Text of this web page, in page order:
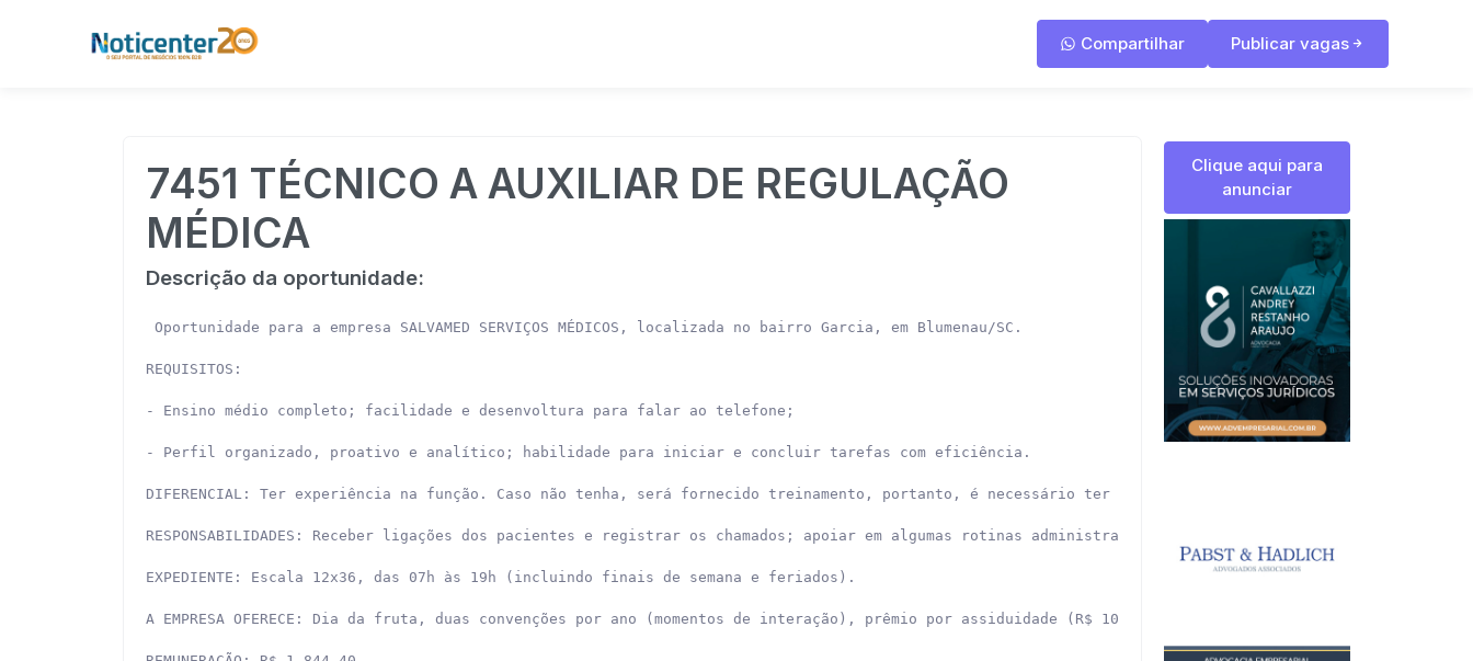
Compartilhar Publicar vagas
7451 TÉCNICO A AUXILIAR DE REGULAÇÃO
MÉDICA
Descrição da oportunidade:
Oportunidade para a empresa SALVAMED SERVIÇOS MÉDICOS, localizada no bairro Garcia, em Blumenau/SC.
REQUISITOS:
- Ensino médio completo; facilidade e desenvoltura para falar ao telefone;
- Perfil organizado, proativo e analítico; habilidade para iniciar e concluir tarefas com eficiência.
DIFERENCIAL: Ter experiência na função. Caso não tenha, será fornecido treinamento, portanto, é necessário ter bastante vontade de aprender.
RESPONSABILIDADES: Receber ligações dos pacientes e registrar os chamados; apoiar em algumas rotinas administrativas e preenchimento de planilhas.
EXPEDIENTE: Escala 12x36, das 07h às 19h (incluindo finais de semana e feriados).
A EMPRESA OFERECE: Dia da fruta, duas convenções por ano (momentos de interação), prêmio por assiduidade (R$ 100,00), cartão iFood (R$ 330,00),
Clique aqui para
anunciar